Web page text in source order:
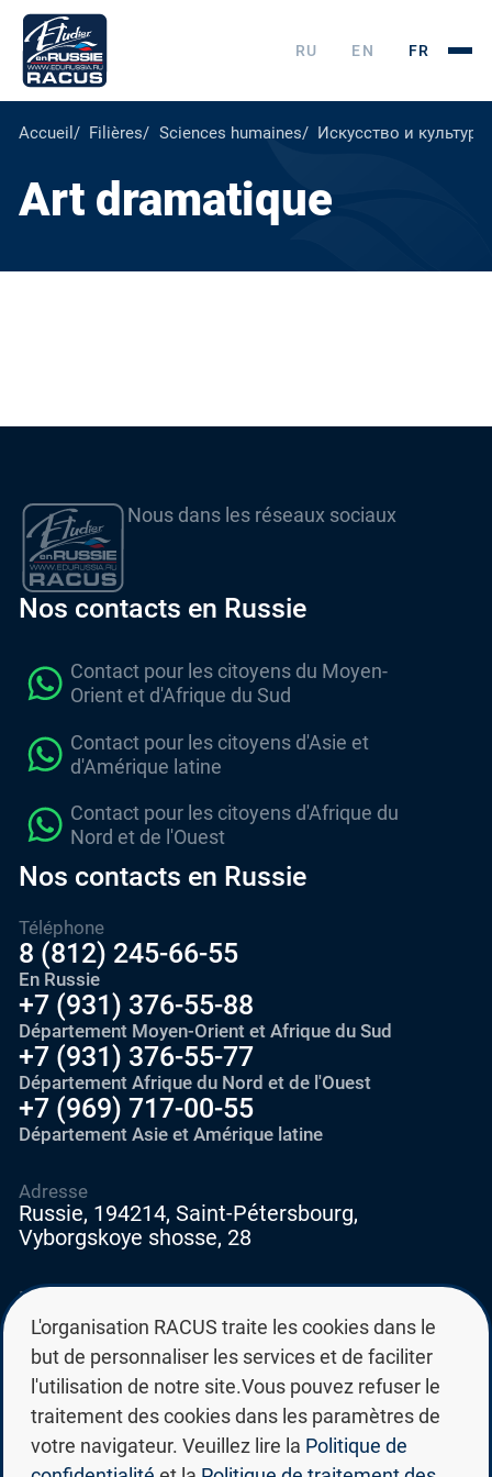
RU EN FR
Accueil Filières Sciences humaines Искусство и культура
Art dramatique
Nous dans les réseaux sociaux
Nos contacts en Russie
Contact pour les citoyens du Moyen-
Orient et d'Afrique du Sud
Contact pour les citoyens d'Asie et
d'Amérique latine
Contact pour les citoyens d'Afrique du
Nord et de l'Ouest
Nos contacts en Russie
Téléphone
8 (812) 245-66-55
En Russie
+7 (931) 376-55-88
Département Moyen-Orient et Afrique du Sud
+7 (931) 376-55-77
Département Afrique du Nord et de l'Ouest
+7 (969) 717-00-55
Département Asie et Amérique latine
E-mail
education@edurussia.org
edurussia@racus.ru
Adresse
Russie, 194214, Saint-Pétersbourg,
Vyborgskoye shosse, 28
L'organisation RACUS traite les cookies dans le
but de personnaliser les services et de faciliter
l'utilisation de notre site.Vous pouvez refuser le
traitement des cookies dans les paramètres de
votre navigateur. Veuillez lire la Politique de